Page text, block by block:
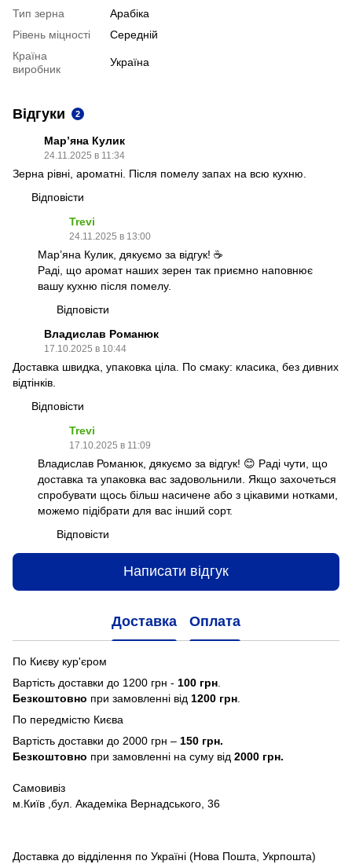
Тип зерна
Арабіка
Рівень міцності
Середній
Країна
виробник
Україна
Відгуки 2
Мар’яна Кулик
24.11.2025 в 11:34
Зерна рівні, ароматні. Після помелу запах на всю кухню.
Відповісти
Trevi
24.11.2025 в 13:00
Мар’яна Кулик, дякуємо за відгук! ☕
Раді, що аромат наших зерен так приємно наповнює
вашу кухню після помелу.
Відповісти
Владислав Романюк
17.10.2025 в 10:44
Доставка швидка, упаковка ціла. По смаку: класика, без дивних
відтінків.
Відповісти
Trevi
17.10.2025 в 11:09
Владислав Романюк, дякуємо за відгук! 😊 Раді чути, що
доставка та упаковка вас задовольнили. Якщо захочеться
спробувати щось більш насичене або з цікавими нотками,
можемо підібрати для вас інший сорт.
Відповісти
Написати відгук
Доставка Оплата
По Києву кур'єром
Вартість доставки до 1200 грн - 100 грн
Безкоштовно при замовленні від 1200 грн
По передмістю Києва
Вартість доставки до 2000 грн – 150 грн.
Безкоштовно при замовленні на суму від 2000 грн.
Самовивіз
м.Київ ,бул. Академіка Вернадського, 36
Доставка до відділення по Україні (Нова Пошта, Укрпошта)